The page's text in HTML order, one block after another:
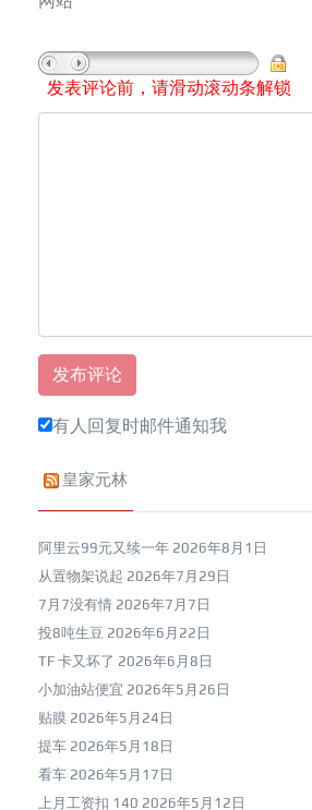
发表评论前，请滑动滚动条解锁
有人回复时邮件通知我
皇家元林
阿里云99元又续一年 2026年8月1日
从置物架说起 2026年7月29日
7月7没有情 2026年7月7日
投8吨生豆 2026年6月22日
TF 卡又坏了 2026年6月8日
小加油站便宜 2026年5月26日
贴膜 2026年5月24日
提车 2026年5月18日
看车 2026年5月17日
上月工资扣 140 2026年5月12日